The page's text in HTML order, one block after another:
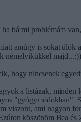
bármi problémám
amúgy is sokat
némelyikükkel
hogy nincsenek
a listának,
viszont, ami nagyon
köszönöm Bea